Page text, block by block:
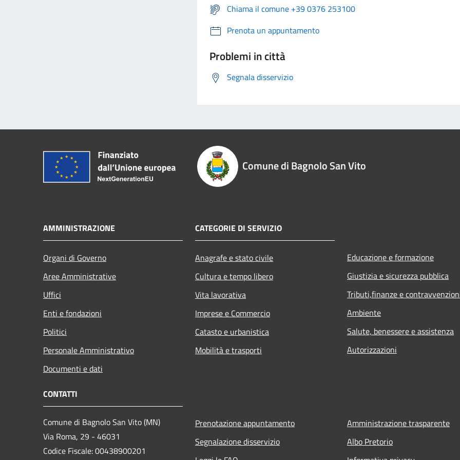
Chiama il comune +39 0376 253100
Prenota un appuntamento
Problemi in città
Segnala disservizio
Comune di Bagnolo San Vito
AMMINISTRAZIONE
Organi di Governo
Aree Amministrative
Uffici
Enti e fondazioni
Politici
Personale Amministrativo
Documenti e dati
CATEGORIE DI SERVIZIO
Anagrafe e stato civile
Cultura e tempo libero
Vita lavorativa
Imprese e Commercio
Catasto e urbanistica
Mobilità e trasporti
Educazione e formazione
Giustizia e sicurezza pubblica
Tributi,finanze e
Ambiente
Salute, benessere e assistenza
Autorizzazioni
CONTATTI
Comune di Bagnolo San Vito (MN)
Via Roma, 29 - 46031
Codice Fiscale: 00438900201
Prenotazione appuntamento
Segnalazione disservizio
Amministrazione trasparente
Albo Pretorio